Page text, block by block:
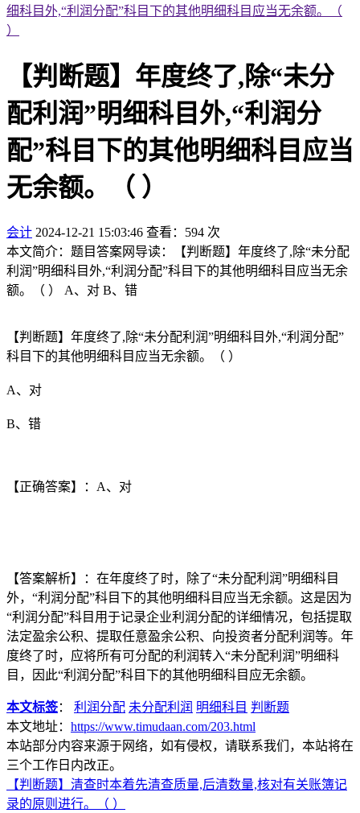
细科目外,“利润分配”科目下的其他明细科目应当无余额。（
）
【判断题】年度终了,除“未分
配利润”明细科目外,“利润分
配”科目下的其他明细科目应当
无余额。（ ）
会计 2024-12-21 15:03:46 查看：594 次
本文简介：题目答案网导读：【判断题】年度终了,除“未分配
利润”明细科目外,“利润分配”科目下的其他明细科目应当无余
额。（ ） A、对 B、错
【判断题】年度终了,除“未分配利润”明细科目外,“利润分配”
科目下的其他明细科目应当无余额。（ ）
A、对
B、错
【正确答案】：A、对
【答案解析】：在年度终了时，除了“未分配利润”明细科目
外，“利润分配”科目下的其他明细科目应当无余额。这是因为
“利润分配”科目用于记录企业利润分配的详细情况，包括提取
法定盈余公积、提取任意盈余公积、向投资者分配利润等。年
度终了时，应将所有可分配的利润转入“未分配利润”明细科
目，因此“利润分配”科目下的其他明细科目应无余额。
本文标签： 利润分配 未分配利润 明细科目 判断题
本文地址： https://www.timudaan.com/203.html
本站部分内容来源于网络，如有侵权，请联系我们，本站将在
三个工作日内改正。
【判断题】清查时本着先清查质量,后清数量,核对有关账簿记
录的原则进行。（ ）